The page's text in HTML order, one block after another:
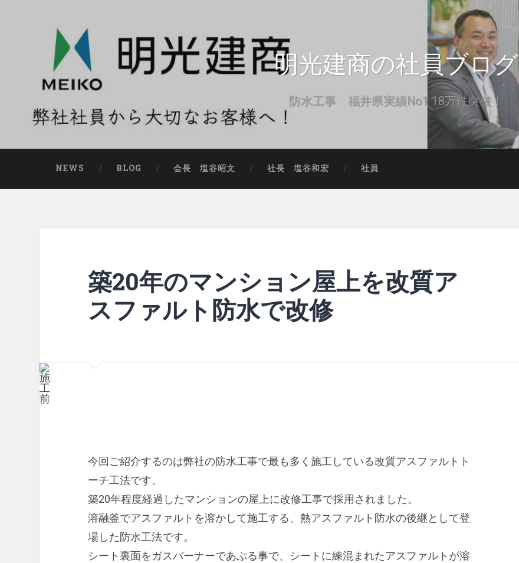
明光建商の社員ブログ
防水工事 福井県実績No1 18万件突破！
NEWS BLOG 会長 塩谷昭文 社長 塩谷和宏 社員
築20年のマンション屋上を改質ア
スファルト防水で改修
今回ご紹介するのは弊社の防水工事で最も多く施工している改質アスファルトト
ーチ工法です。
築20年程度経過したマンションの屋上に改修工事で採用されました。
溶融釜でアスファルトを溶かして施工する、熱アスファルト防水の後継として登
場した防水工法です。
シート裏面をガスバーナーであぶる事で、シートに練混まれたアスファルトが溶